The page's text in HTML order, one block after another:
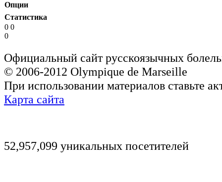
Опции
Статистика
0 0
0
Официальный сайт русскоязычных
© 2006-2012 Olympique de Marseille
При использовании материалов ставьте
Карта сайта
52,957,099 уникальных посетителей